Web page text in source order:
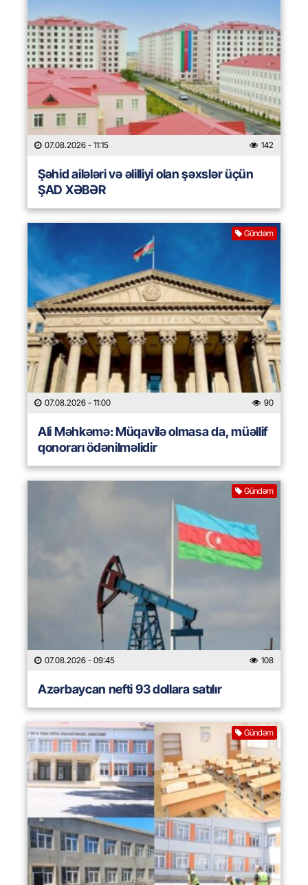
07.08.2026 - 11:15 142
Şəhid ailələri və əlilliyi olan şəxslər üçün
ŞAD XƏBƏR
Gündəm
07.08.2026 - 11:00 90
Ali Məhkəmə: Müqavilə olmasa da, müəllif
qonorarı ödənilməlidir
Gündəm
07.08.2026 - 09:45 108
Azərbaycan nefti 93 dollara satılır
Gündəm